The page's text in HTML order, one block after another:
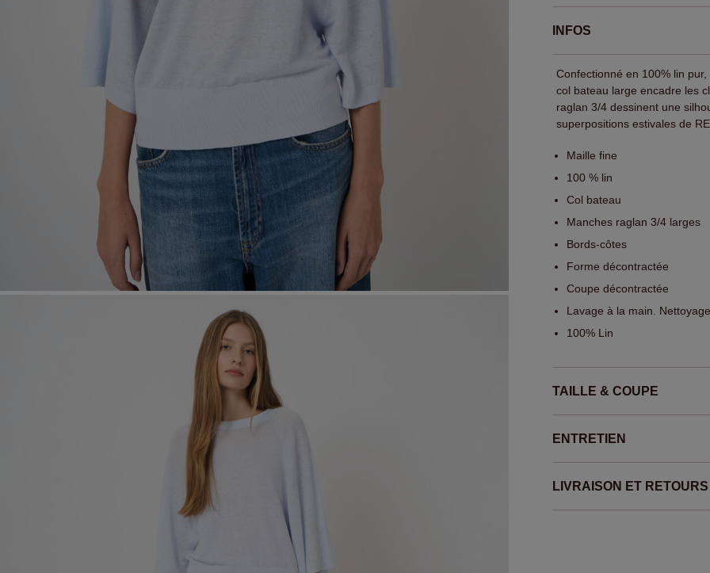
INFOS
Confectionné en 100% lin
col bateau large encadre les
raglan 3/4 dessinent une
superpositions estivales de
Maille fine
100 % lin
Col bateau
Manches raglan 3/4 larges
Bords-côtes
Forme décontractée
Coupe décontractée
Lavage à la main.
100% Lin
TAILLE & COUPE
ENTRETIEN
LIVRAISON ET RETOURS